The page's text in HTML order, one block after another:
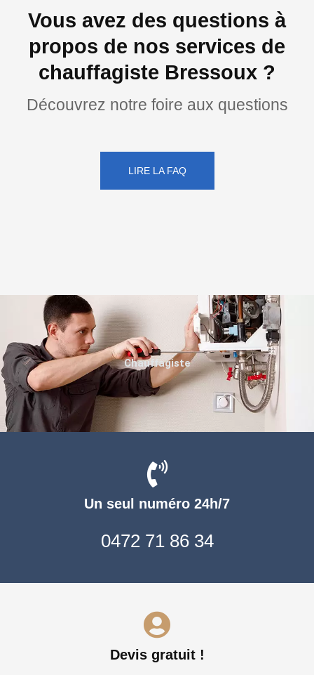
Vous avez des questions à
propos de nos services de
chauffagiste Bressoux ?
Découvrez notre foire aux questions
LIRE LA FAQ
Un seul numéro 24h/7
0472 71 86 34
Devis gratuit !
Chauffagiste